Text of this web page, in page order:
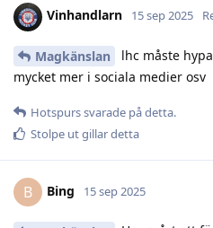
Vinhandlarn 15 sep 2025
Magkänslan
lhc måste
mycket mer i sociala medier osv
Hotspurssvarade på detta.
Stolpe utgillar detta
B Bing 15 sep 2025